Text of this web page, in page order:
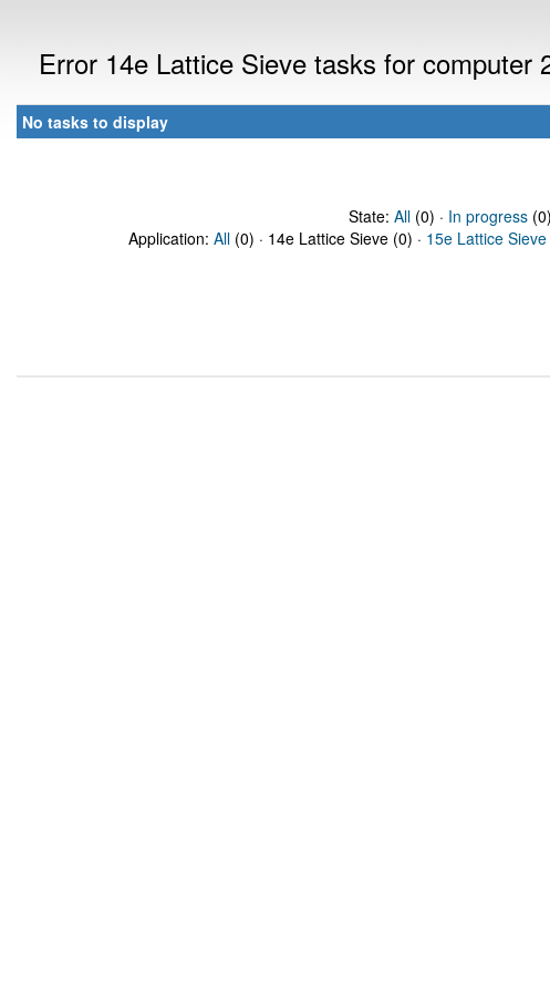
Error 14e Lattice Sieve tasks for computer
No tasks to display
State: All(0) · In progress
Application: All (0) · 14e Lattice Sieve (0) · 15e Lattice Sieve